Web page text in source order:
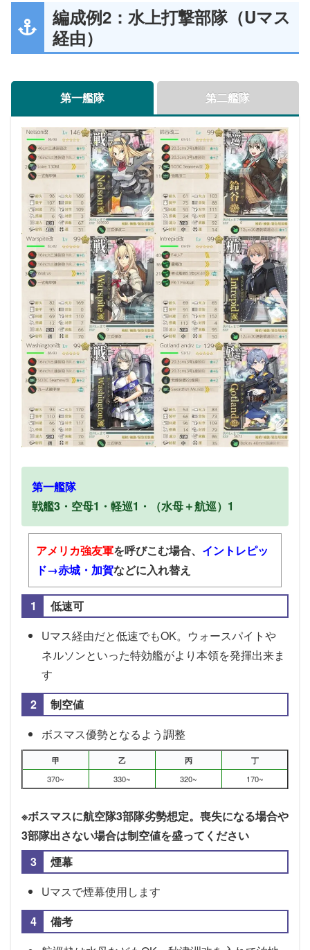
「特大発動艇＋III号戦車J型」>「特大発動艇＋III号戦
車(北アフリカ仕様)」「特大発動艇＋一式砲戦車」
「M4A1 DD」「四式20cm対地噴進砲 集中配備」な
阻塞気球にも特効補正があるとの事。基本的に
魚雷3とやるよりも魚雷2・阻塞気球の形の方が強く
なります
ボスマスで1つ積むと全体に1.02倍加算（昼戦の
み）、積んでいる本人のみ夜戦時に別の補正が加
わる模様
参考
軽空母（夜襲CI仕様）を採用（夜襲CI用装備がない
場合は軽空母を入れる意味はないので注意）
欠点は艦載機の撃墜率の高さ。なので火力としては
ムラがあるかも。1戦目で対潜してくれたりボスマス
での制空補助も出来るので採用しました
出せるなら代わりに雷巡でも良さそう（その場合は
制空値に注意）
編成例2：水上打撃部隊（Uマス
経由）
第一艦隊
第一艦隊
戦艦3・空母1・軽巡1・（水母＋航巡）1
アメリカ強友軍を呼びこむ場合、 イントレピッ
ド→赤城・加賀などに入れ替え
低速可
Uマス経由だと低速でもOK。ウォースパイトや
ネルソンといった特効艦がより本領を発揮出来ま
す
制空値
ボスマス優勢となるよう調整
甲 乙 丙
丁
370~
330~ 320~ 170~
※ボスマスに航空隊3部隊劣勢想定。喪失になる場合や
3部隊出さない場合は制空値を盛ってください
煙幕
Uマスで煙幕使用します
備考
第二艦隊